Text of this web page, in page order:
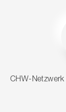
Zum
CHW-Netzwerk